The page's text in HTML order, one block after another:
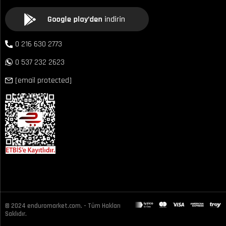
0 216 630 2773
0 537 232 2623
[email protected]
© 2024 enduromarket.com. - Tüm Hakları
Saklıdır.